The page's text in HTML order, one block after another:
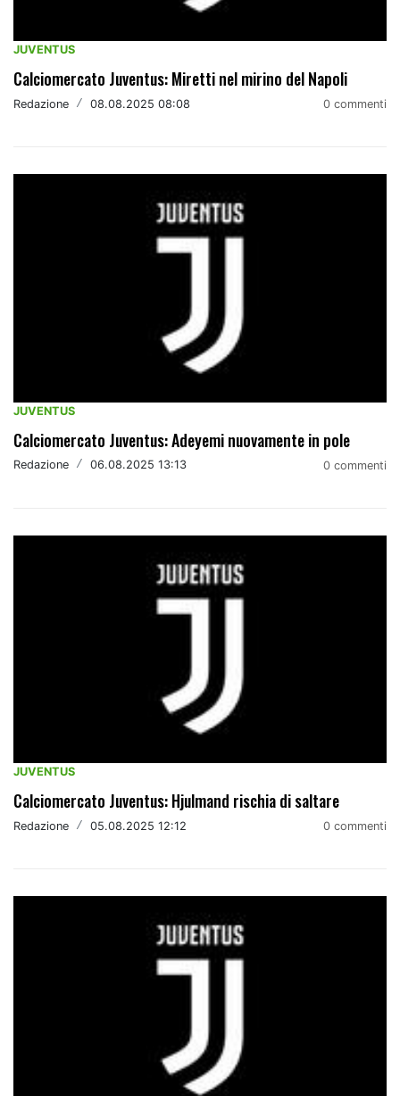
JUVENTUS
Calciomercato Juventus: Miretti nel mirino del Napoli
Redazione / 08.08.2025 08:08 0 commenti
JUVENTUS
Calciomercato Juventus: Adeyemi nuovamente in pole
Redazione / 06.08.2025 13:13 0 commenti
JUVENTUS
Calciomercato Juventus: Hjulmand rischia di saltare
Redazione / 05.08.2025 12:12 0 commenti